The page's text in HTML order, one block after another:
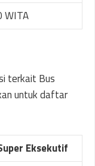
WITA
terkait Bus
untuk daftar
Eksekutif